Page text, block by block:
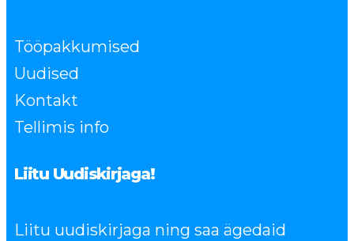
Tööpakkumised
Uudised
Kontakt
Tellimis info
Liitu Uudiskirjaga!
Liitu uudiskirjaga ning saa ägedaid